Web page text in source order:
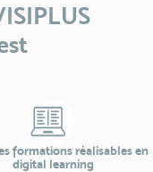
formations réalisables en
digital learning